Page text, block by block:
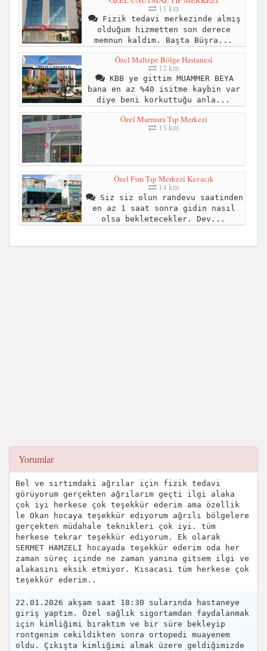
11 km
Fizik tedavi merkezinde almış
olduğum hizmetten son derece
memnun kaldım. Başta Büşra...
Özel Maltepe Bölge Hastanesi̇
12 km
KBB ye gittim MUAMMER BEYA
bana en az %40 isitme kaybin var
diye beni korkuttuğu anla...
Özel Marmara Tıp Merkezi
13 km
Özel Fsm Tıp Merkezi Kavacık
14 km
Siz siz olun randevu saatinden
en az 1 saat sonra gidin nasıl
olsa bekletecekler. Dev...
Yorumlar
Bel ve sırtımdaki ağrılar için fizik tedavi
görüyorum gerçekten ağrılarım geçti ilgi alaka
çok iyi herkese çok teşekkür ederim ama özellik
le Okan hocaya teşekkür ediyorum ağrılı bölgelere
gerçekten müdahale teknikleri çok iyi. tüm
herkese tekrar teşekkür ediyorum. Ek olarak
SERMET HAMZELI hocayada teşekkür ederim oda her
zaman süreç içinde ne zaman yanına gitsem ilgi ve
alakasını eksik etmiyor. Kısacası tüm herkese çok
teşekkür ederim..
22.01.2026 akşam saat 18:30 sularında hastaneye
giriş yaptım. Özel sağlık sigortamdan faydalanmak
için kimliğimi bıraktım ve bir süre bekleyip
rontgenim cekildikten sonra ortopedi muayenem
oldu. Çıkışta kimliğimi almak üzere geldiğimizde